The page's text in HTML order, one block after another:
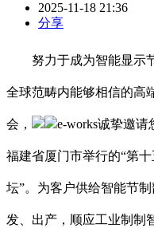
2025-11-18 21:36
分享
努力于成为智能显示节
全球范畴内能够相信的高
会， e-works诚挚邀请
福建省厦门市举行的“第
坛”。为客户供给智能节
发、出产，顺应工业制制